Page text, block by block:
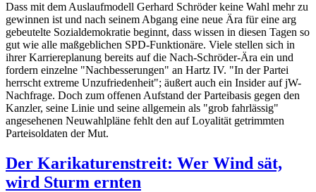
Dass mit dem Auslaufmodell Gerhard Schröder keine Wahl mehr zu
gewinnen ist und nach seinem Abgang eine neue Ära für eine arg
gebeutelte Sozialdemokratie beginnt, dass wissen in diesen Tagen so
gut wie alle maßgeblichen SPD-Funktionäre. Viele stellen sich in
ihrer Karriereplanung bereits auf die Nach-Schröder-Ära ein und
fordern einzelne "Nachbesserungen" an Hartz IV. "In der Partei
herrscht extreme Unzufriedenheit"; äußert auch ein Insider auf jW-
Nachfrage. Doch zum offenen Aufstand der Parteibasis gegen den
Kanzler, seine Linie und seine allgemein als "grob fahrlässig"
angesehenen Neuwahlpläne fehlt den auf Loyalität getrimmten
Parteisoldaten der Mut.
Der Karikaturenstreit: Wer Wind sät,
wird Sturm ernten